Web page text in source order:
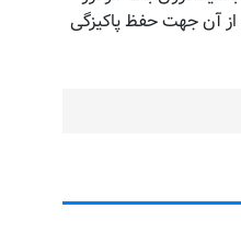
آن جهت حفظ پاکیزگی